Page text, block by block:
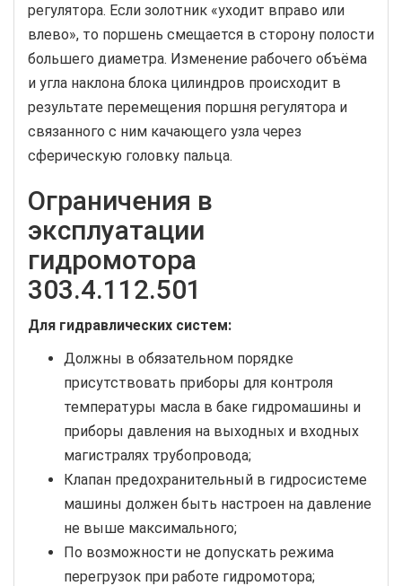
регулятора. Если золотник «уходит вправо или
влево», то поршень смещается в сторону полости
большего диаметра. Изменение рабочего объёма
и угла наклона блока цилиндров происходит в
результате перемещения поршня регулятора и
связанного с ним качающего узла через
сферическую головку пальца.
Ограничения в
эксплуатации
гидромотора
303.4.112.501
Для гидравлических систем:
Должны в обязательном порядке
присутствовать приборы для контроля
температуры масла в баке гидромашины и
приборы давления на выходных и входных
магистралях трубопровода;
Клапан предохранительный в гидросистеме
машины должен быть настроен на давление
не выше максимального;
По возможности не допускать режима
перегрузок при работе гидромотора;